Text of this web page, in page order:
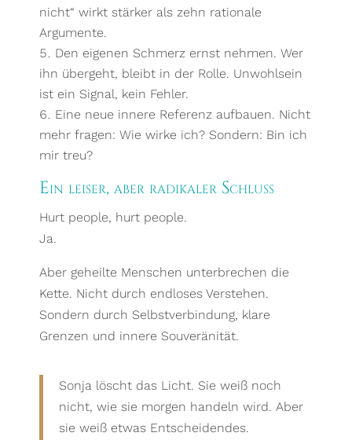
nicht“ wirkt stärker als zehn rationale
Argumente.
Den eigenen Schmerz ernst nehmen. Wer
ihn übergeht, bleibt in der Rolle. Unwohlsein
ist ein Signal, kein Fehler.
Eine neue innere Referenz aufbauen. Nicht
mehr fragen: Wie wirke ich? Sondern: Bin ich
mir treu?
Ein leiser, aber radikaler Schluss
Hurt people, hurt people.
Ja.
Aber geheilte Menschen unterbrechen die
Kette. Nicht durch endloses Verstehen.
Sondern durch Selbstverbindung, klare
Grenzen und innere Souveränität.
Sonja löscht das Licht. Sie weiß noch
nicht, wie sie morgen handeln wird. Aber
sie weiß etwas Entscheidendes.